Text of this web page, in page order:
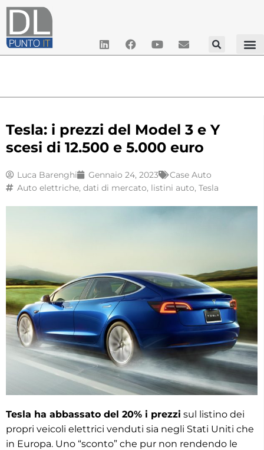
Tesla: i prezzi del Model 3 e Y
scesi di 12.500 e 5.000 euro
Luca Barenghi Gennaio 24, 2023
Case Auto
Auto elettriche, dati di mercato, listini auto, Tesla
Tesla ha abbassato del 20% i prezzi sul listino dei
propri veicoli elettrici venduti sia negli Stati Uniti che
in Europa. Uno “sconto” che pur non rendendo le